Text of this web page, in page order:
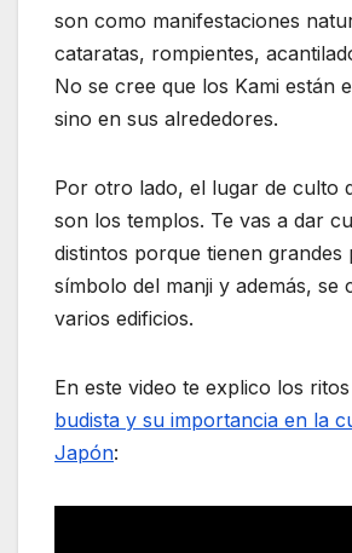
son como manifestaciones
cataratas, rompientes,
No se cree que los Kami están
sino en sus alrededores.
Por otro lado, el lugar de culto
son los templos. Te vas a dar
distintos porque tienen grandes
símbolo del manji y además, se
varios edificios.
En este video te explico los
budista y su importancia en la
Japón: